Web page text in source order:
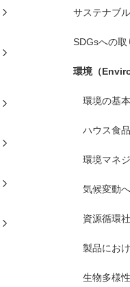
サステナブ
SDGsへの取
環境（
環境の基
ハウス食
環境マネ
気候変動
資源循環
製品にお
生物多様